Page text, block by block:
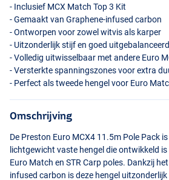
- Inclusief MCX Match Top 3 Kit
- Gemaakt van Graphene-infused carbon
- Ontworpen voor zowel witvis als karper
- Uitzonderlijk stijf en goed uitgebalanceerd
- Volledig uitwisselbaar met andere Euro
- Versterkte spanningszones voor extra
- Perfect als tweede hengel voor Euro
Omschrijving
De Preston Euro MCX4 11.5m Pole Pack
lichtgewicht vaste hengel die ontwikkeld
Euro Match en STRCarp poles. Dankzij
infused carbon is deze hengel